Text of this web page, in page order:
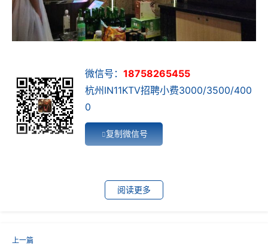
微信号： 18758265455
杭州IN11KTV招聘小费3000/3500/400
0
复制微信号
阅读更多